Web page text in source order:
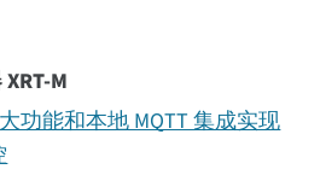
M
功能和本地 MQTT 集成实现